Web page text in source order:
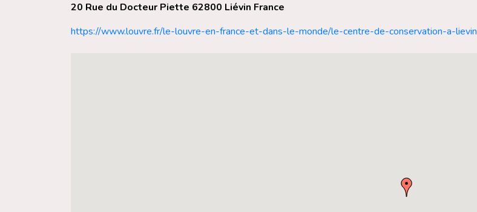
20 Rue du Docteur Piette 62800 Liévin France
https://www.louvre.fr/le-louvre-en-france-et-dans-le-monde/le-centre-de-conservation-a-lievin